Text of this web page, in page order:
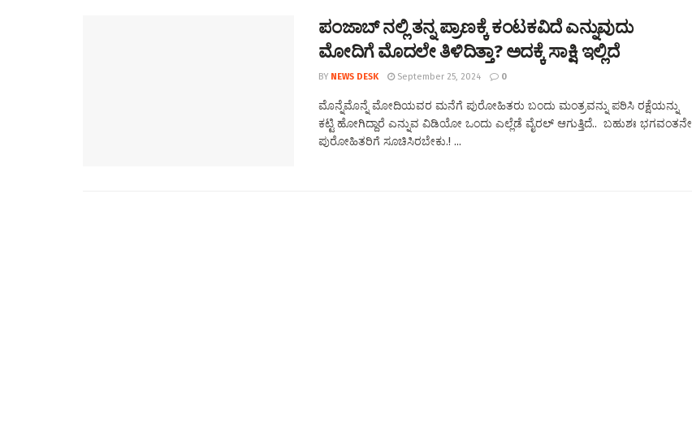
ಪಂಜಾಬ್ ನಲ್ಲಿ ತನ್ನ ಪ್ರಾಣಕ್ಕೆ ಕಂಟಕವಿದೆ ಎನ್ನುವುದು
ಮೋದಿಗೆ ಮೊದಲೇ ತಿಳಿದಿತ್ತಾ? ಅದಕ್ಕೆ ಸಾಕ್ಷಿ ಇಲ್ಲಿದೆ
BY NEWS DESK September 25, 2024 0
ಮೊನ್ನೆಮೊನ್ನೆ ಮೋದಿಯವರ ಮನೆಗೆ ಪುರೋಹಿತರು ಬಂದು ಮಂತ್ರವನ್ನು ಪಠಿಸಿ ರಕ್ಷೆಯನ್ನು
ಕಟ್ಟಿ ಹೋಗಿದ್ದಾರೆ ಎನ್ನುವ ವಿಡಿಯೋ ಒಂದು ಎಲ್ಲೆಡೆ ವೈರಲ್ ಆಗುತ್ತಿದೆ.. ಬಹುಶಃ ಭಗವಂತನೇ
ಪುರೋಹಿತರಿಗೆ ಸೂಚಿಸಿರಬೇಕು.! ...